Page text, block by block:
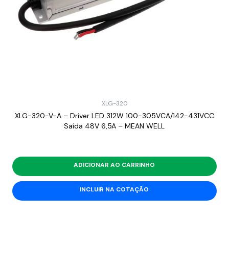
XLG-320
XLG-320-V-A – Driver LED 312W 100-305VCA/142-431VCC
Saída 48V 6,5A – MEAN WELL
ADICIONAR AO CARRINHO
INCLUIR NA COTAÇÃO